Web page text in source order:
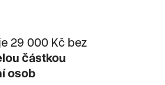
29 000 Kč bez
částkou
osob